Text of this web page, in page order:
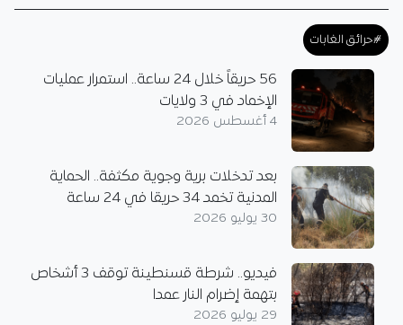
#حرائق الغابات
56 حريقاً خلال 24 ساعة.. استمرار عمليات
الإخماد في 3 ولايات
4 أغسطس 2026
بعد تدخلات برية وجوية مكثفة.. الحماية
المدنية تخمد 34 حريقا في 24 ساعة
30 يوليو 2026
فيديو.. شرطة قسنطينة توقف 3 أشخاص
بتهمة إضرام النار عمدا
29 يوليو 2026